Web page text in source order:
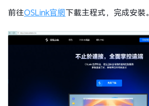
前往OSLink官網下載主程式，完成安裝。